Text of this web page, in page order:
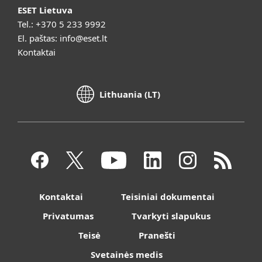
ESET Lietuva
Tel.: +370 5 233 9992
El. paštas: info@eset.lt
Kontaktai
Lithuania (LT)
Kontaktai
Teisiniai dokumentai
Privatumas
Tvarkyti slapukus
Teisė
Pranešti
Svetainės medis